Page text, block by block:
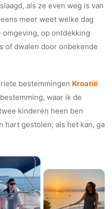
als ze even weg is van
meer weet welke dag
omgeving, op ontdekking
of dwalen door onbekende
bestemmingen Kroatië
waar ik de
kinderen heen ben
gestolen; als het kan, ga